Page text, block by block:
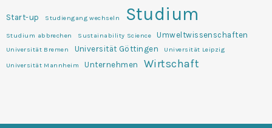
Start-up Studiengang wechseln Studium
Studium abbrechen Sustainability Science Umweltwissenschaften
Universität Bremen Universität Göttingen
Universität Leipzig
Universität Mannheim
Unternehmen Wirtschaft